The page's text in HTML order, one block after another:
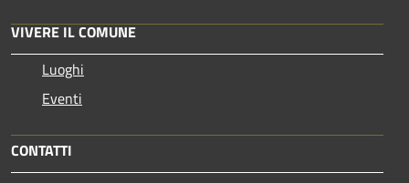
VIVERE IL COMUNE
Luoghi
Eventi
CONTATTI